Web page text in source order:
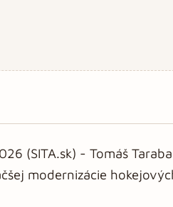
(SITA.sk) - Tomáš
modernizácie